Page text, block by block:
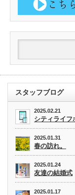
スタッフブログ
2025.02.21
シティライ
2025.01.31
春の訪れ。
2025.01.24
友達の結婚式
2025.01.17